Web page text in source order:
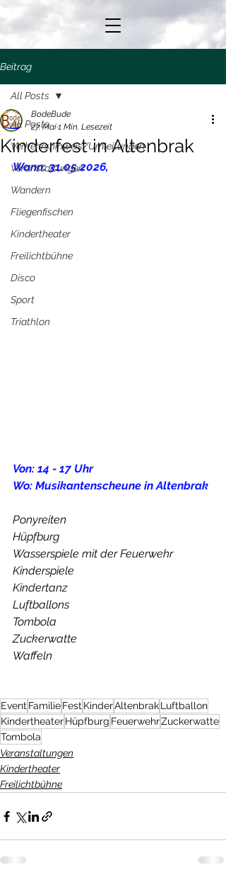
Beitrag
All Posts
Verkehrshinweis/Umleitungen
Veranstaltungen
Wandern
Fliegenfischen
Kindertheater
Freilichtbühne
Disco
Sport
Triathlon
All Posts
Kinderfest in Altenbrak
BodeBude
27. Mai1 Min. Lesezeit
Wann: 31.05.2026,
Von: 14 - 17 Uhr
Wo: Musikantenscheune in Altenbrak
Ponyreiten
Hüpfburg
Wasserspiele mit der Feuerwehr
Kinderspiele
Kindertanz
Luftballons
Tombola
Zuckerwatte
Waffeln
Event FamilieFest KinderAltenbrakLuftballon
KindertheaterHüpfburg FeuerwehrZuckerwatte
Tombola
Veranstaltungen
Kindertheater
Freilichtbühne